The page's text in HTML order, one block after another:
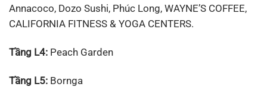
Annacoco, Dozo Sushi, Phúc Long, WAYNE’S COFFEE,
CALIFORNIA FITNESS & YOGA CENTERS.
Tầng L4: Peach Garden
Tầng L5: Bornga